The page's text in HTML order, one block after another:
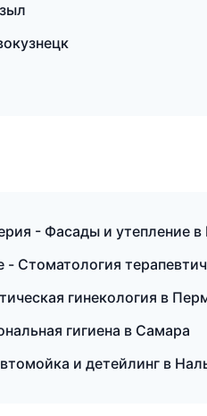
- Фасады и утепление
- Стоматология
гинекология в
гигиена в Самара
и детейлинг в